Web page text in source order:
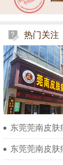
热门关注
东莞莞南皮肤
东莞莞南皮肤